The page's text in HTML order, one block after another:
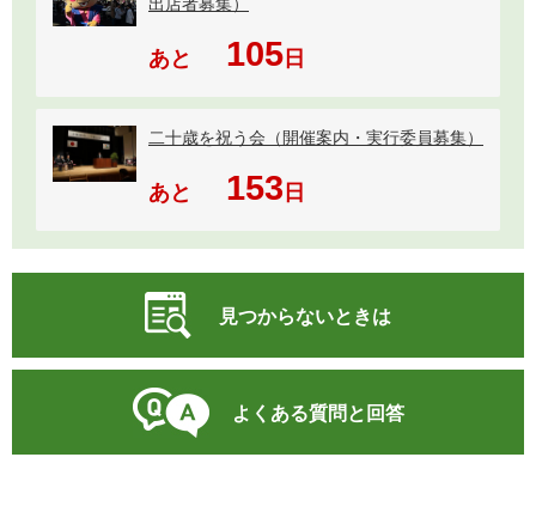
あと 105日
二十歳を祝う会（開催案内・実行委員募集）
あと 153 日
見つからないときは
よくある質問と回答